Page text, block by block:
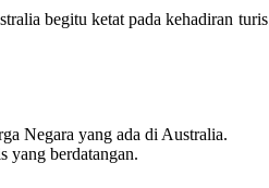
begitu ketat pada kehadiran
Negara yang ada di Australia.
yang berdatangan.